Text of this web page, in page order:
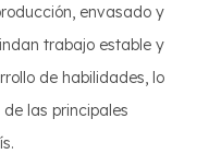
envasado y
trabajo estable y
de habilidades, lo
las principales